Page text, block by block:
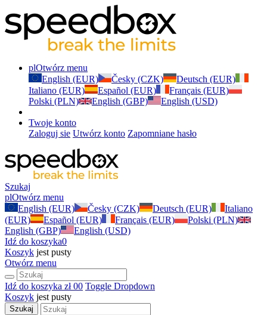
plOtwórz menu
English (EUR)
Česky (CZK)
Deutsch (EUR)
Italiano (EUR)
Español (EUR)
Français (EUR)
Polski (PLN)
English (GBP) English (USD)
Twoje konto
Zaloguj sie Utwórz konto Zapomniane hasło
Szukaj
plOtwórz menu
English (EUR)
Česky (CZK) Deutsch (EUR)
Italiano
(EUR)
Español (EUR) Français (EUR)
Polski (PLN)
English (GBP)
English (USD)
Idź do koszyka0
Koszyk jest pusty
Otwórz menu
Idź do koszyka zł 00 Toggle Dropdown
Koszyk jest pusty
Szukaj